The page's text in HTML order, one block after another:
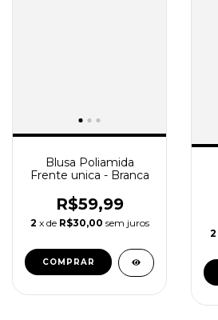
Blusa Poliamida
Frente unica - Branca
R$59,99
2 x de R$30,00 sem juros
COMPRAR
2